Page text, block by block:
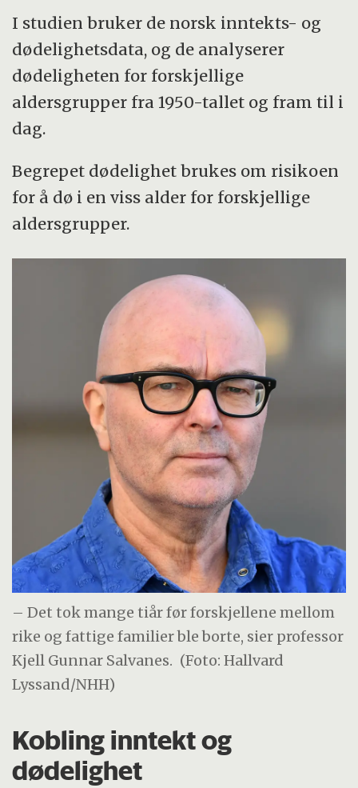
I studien bruker de norsk inntekts- og
dødelighetsdata, og de analyserer
dødeligheten for forskjellige
aldersgrupper fra 1950-tallet og fram til i
dag.
Begrepet dødelighet brukes om risikoen
for å dø i en viss alder for forskjellige
aldersgrupper.
– Det tok mange tiår før forskjellene mellom
rike og fattige familier ble borte, sier professor
Kjell Gunnar Salvanes. (Foto: Hallvard
Lyssand/NHH)
Kobling inntekt og
dødelighet